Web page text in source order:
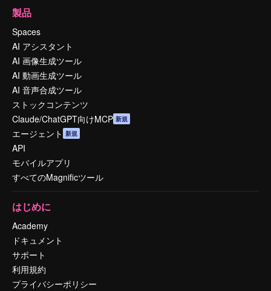
製品
Spaces
AI アシスタント
AI 画像生成ツール
AI 動画生成ツール
AI 音声合成ツール
ストックコンテンツ
Claude/ChatGPT向けMCP 新規
エージェント 新規
API
モバイルアプリ
すべてのMagnificツール
はじめに
Academy
ドキュメント
サポート
利用規約
プライバシーポリシー